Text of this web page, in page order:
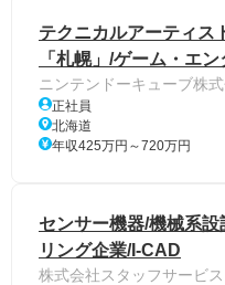
テクニカルアーティス
「札幌」/ゲーム・エン
ニンテンドーキューブ株
正社員
北海道
年収425万円～720万円
センサー機器/機械系
リング企業/I-CAD
株式会社スタッフサービス